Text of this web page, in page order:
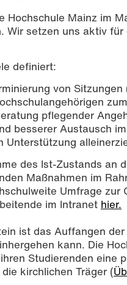
Hochschule Mainz im
Wir setzen uns aktiv
definiert:
von
pflegender
besserer Austausch
Unterstützung
des Ist-Zustands an
Maßnahmen im
Umfrage
im Intranet hier.
ist das Auffangen
kann. Die
Studierenden eine
kirchlichen Träger (